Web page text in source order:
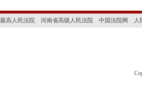
最高人民法院 河南省高级人民法院 中国法院网 人